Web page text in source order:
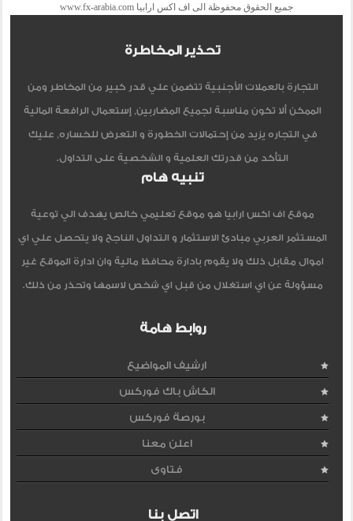
جميع الحقوق محفوظة الى اف اكس ارابيا www.fx-arabia.com
تحذير المخاطرة
التجارة بالعملات الأجنبية تتضمن علي قدر كبير من المخاطر ومن
الممكن ألا تكون مناسبة لجميع المضاربين, إستعمال الرافعة المالية
في التجاره يزيد من إحتمالات الخطورة و التعرض للخساره, عليك
التأكد من قدرتك العلمية و الشخصية على التداول.
تنبيه هام
موقع اف اكس ارابيا هو موقع تعليمي خالص يهدف الي توعية
المستثمر العربي مبادئ الاستثمار و التداول الناجح ولا يتحصل علي اي
اموال مقابل ذلك ولا يقوم بادارة محافظ مالية وان ادارة الموقع غير
مسؤولة عن اي استغلال من قبل اي شخص لاسمها وتحذر من ذلك.
روابط هامة
ارشيف المواضيع
الكاش باك فوركس
بورصة فوركس
اعلن معنا
فتاوى
اتصل بنا